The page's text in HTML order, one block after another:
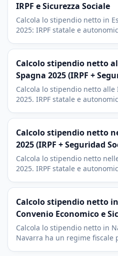
IRPF e Sicurezza Sociale
Calcola lo stipendio netto in
2025: IRPF statale e
rurale.
Calcolo stipendio netto
Spagna 2025 (IRPF +
Calcola lo stipendio netto alle
2025. IRPF statale e
Calcolo stipendio netto
2025 (IRPF + Seguridad
Calcola lo stipendio netto
2025. IRPF statale e
Calcolo stipendio netto
Convenio Economico e
Calcola lo stipendio netto in
Navarra ha un regime fiscale